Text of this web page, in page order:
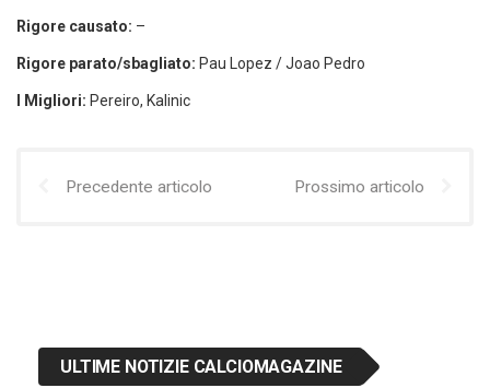
Rigore causato: –
Rigore parato/sbagliato: Pau Lopez / Joao Pedro
I Migliori: Pereiro, Kalinic
Precedente articolo Prossimo articolo
ULTIME NOTIZIE CALCIOMAGAZINE